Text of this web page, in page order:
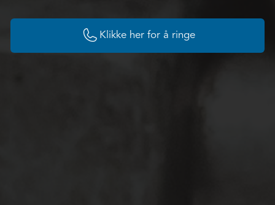
 Klikke her for å ringe